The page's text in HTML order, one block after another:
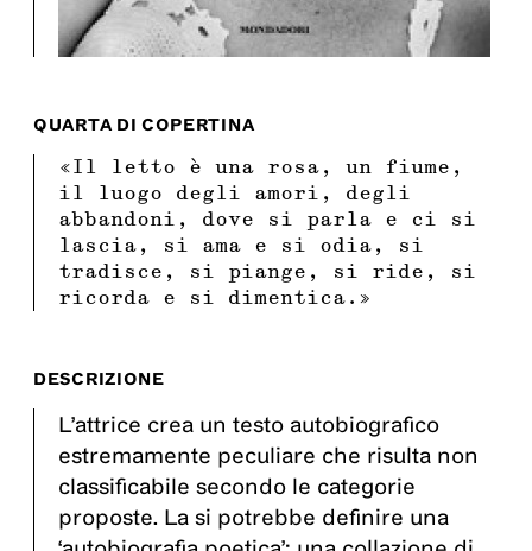
QUARTA DI COPERTINA
«Il letto è una rosa, un fiume,
il luogo degli amori, degli
abbandoni, dove si parla e ci si
lascia, si ama e si odia, si
tradisce, si piange, si ride, si
ricorda e si dimentica.»
DESCRIZIONE
L’attrice crea un testo autobiografico
estremamente peculiare che risulta non
classificabile secondo le categorie
proposte. La si potrebbe definire una